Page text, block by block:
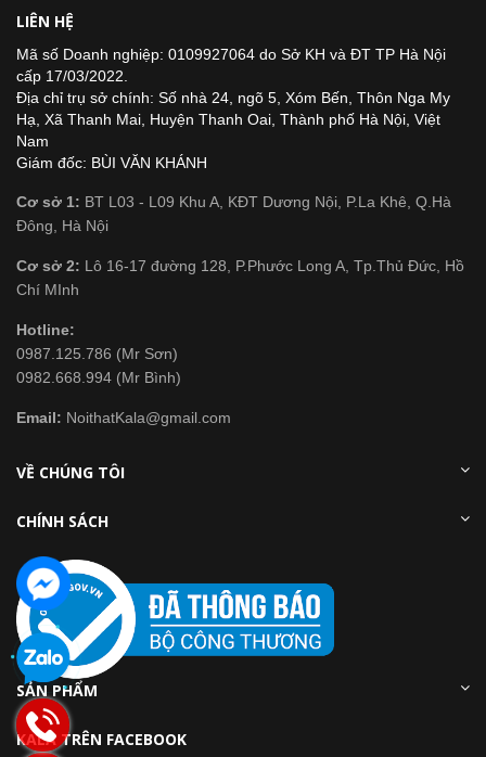
LIÊN HỆ
Mã số Doanh nghiệp: 0109927064 do Sở KH và ĐT TP Hà Nội
cấp 17/03/2022.
Địa chỉ trụ sở chính: Số nhà 24, ngõ 5, Xóm Bến, Thôn Nga My
Hạ, Xã Thanh Mai, Huyện Thanh Oai, Thành phố Hà Nội, Việt
Nam
Giám đốc: BÙI VĂN KHÁNH
Cơ sở 1: BT L03 - L09 Khu A, KĐT Dương Nội, P.La Khê, Q.Hà
Đông, Hà Nội
Cơ sở 2: Lô 16-17 đường 128, P.Phước Long A, Tp.Thủ Đức, Hồ
Chí MInh
Hotline:
0987.125.786 (Mr Sơn)
0982.668.994 (Mr Bình)
Email: NoithatKala@gmail.com
VỀ CHÚNG TÔI
CHÍNH SÁCH
SẢN PHẨM
KALA TRÊN FACEBOOK